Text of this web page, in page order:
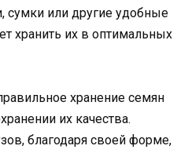
сумки или другие удобные
хранить их в оптимальных
хранение семян
их качества.
благодаря своей форме,